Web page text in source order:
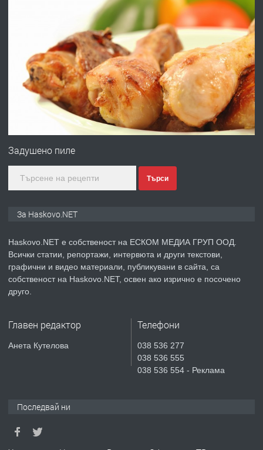
преди 3 дни
Давам гараж под наем
преди 3 дни
ПРЕДЛАГА
№4120 Магазин/Офис под наем в кв.
Любен Каравелов, Хасково-близо до
градската градина!
ПРОСТОРЕН ТРИСТАЕН
преди 4 дни
ПРЕДЛАГА
Продавам парцел в гр. Хасково кв.
Хисаря до ток, вода,канализация,
ПРЕДЛАГА СГЛОБЯВАНЕ НА МЕБЕЛИ.
Задушено пиле
Търси
За Haskovo.NET
Haskovo.NET е собственост на ЕСКОМ МЕДИА ГРУП ООД.
Всички статии, репортажи, интервюта и други текстови,
графични и видео материали, публикувани в сайта, са
собственост на Haskovo.NET, освен ако изрично е посочено
друго.
Главен редактор
Анета Кутелова
Телефони
038 536 277
038 536 555
038 536 554 - Реклама
Последвай ни